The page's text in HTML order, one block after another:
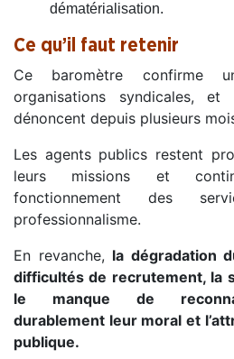
dématérialisation.
Ce qu’il faut retenir
Ce baromètre confirme
organisations syndicales, et
dénoncent depuis plusieurs
Les agents publics restent
leurs missions et
fonctionnement des
professionnalisme.
En revanche, la dégradation
difficultés de recrutement, la
le manque de
durablement leur moral et
publique.